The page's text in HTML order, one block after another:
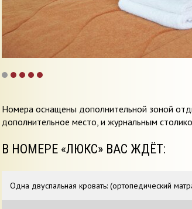
Номера оснащены дополнительной зоной
дополнительное место, и журнальным
В НОМЕРЕ «ЛЮКС» ВАС ЖДЁТ:
Одна двуспальная кровать: (ортопедический